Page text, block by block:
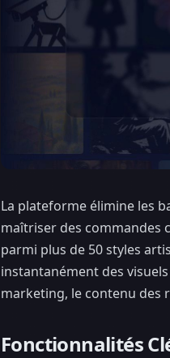
La plateforme élimine les
maîtriser des commandes
parmi plus de 50 styles
instantanément des
marketing, le contenu des
Fonctionnalités